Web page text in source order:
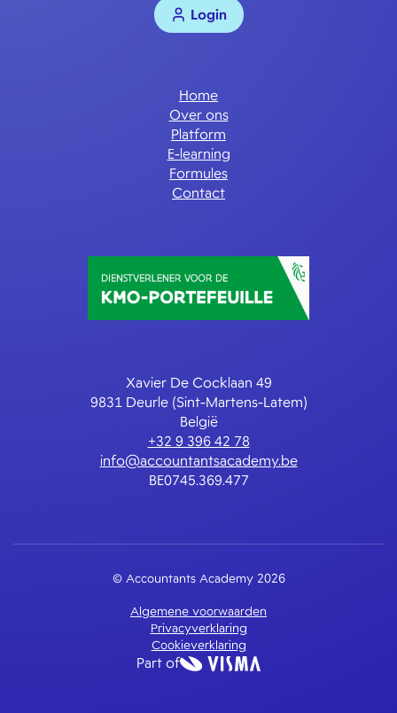
Login
Home
Over ons
Platform
E-learning
Formules
Contact
Xavier De Cocklaan 49
9831 Deurle (Sint-Martens-Latem)
België
+32 9 396 42 78
info@accountantsacademy.be
BE0745.369.477
© Accountants Academy 2026
Algemene voorwaarden
Privacyverklaring
Cookieverklaring
Part of